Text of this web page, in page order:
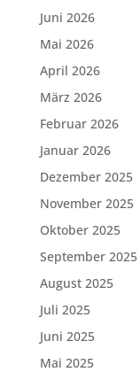
Juni 2026
Mai 2026
April 2026
März 2026
Februar 2026
Januar 2026
Dezember 2025
November 2025
Oktober 2025
September 2025
August 2025
Juli 2025
Juni 2025
Mai 2025